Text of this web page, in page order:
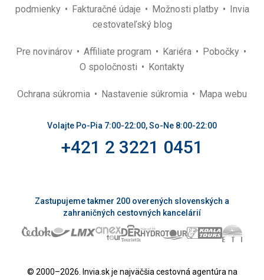
podmienky
Fakturačné údaje Možnosti platby
Invia
cestovateľský blog
Pre novinárov Affiliate program Kariéra
Pobočky
O spoločnosti
Kontakty
Ochrana súkromia Nastavenie súkromia Mapa webu
Volajte Po-Pia 7:00-22:00, So-Ne 8:00-22:00
+421 2 3221 0451
Zastupujeme takmer 200 overených slovenských a
zahraničných cestovných kancelárií
© 2000–2026. Invia.sk je najväčšia cestovná agentúra na